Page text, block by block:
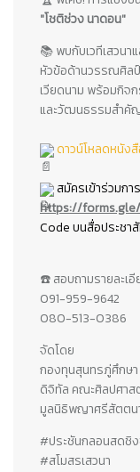
"โชติช่วง นาดอน"
📚 พบกับเวทีเสวนา
หัวข้อด้านวรรณศิล
เวียดนาม พร้อมกิจ
และวัฒนธรรมสำคั
ดาวน์โหลดหนัง
สมัครเข้าร่วมกา
https://forms.gle/
Code บนสื่อประชา
☎️ สอบถามรายละเอี
091-959-9642
080-513-0386
จัดโดย
กองทุนสุนทรภู่ศึกษา
ดิจิทัล คณะศิลปศาส
มูลนิธิพญาศรีสัตตนา
#ประชันกลอนสดชิง
#สโมสรเสวนา